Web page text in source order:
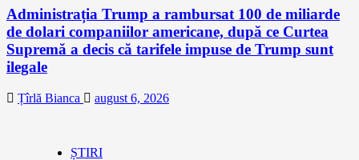
Administrația Trump a rambursat 100 de miliarde
de dolari companiilor americane, după ce Curtea
Supremă a decis că tarifele impuse de Trump sunt
ilegale
Țîrlă Bianca august 6, 2026
ȘTIRI